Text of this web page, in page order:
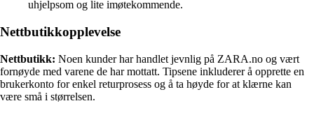
uhjelpsom og lite imøtekommende.
Nettbutikkopplevelse
Nettbutikk: Noen kunder har handlet jevnlig på ZARA.no og vært
fornøyde med varene de har mottatt. Tipsene inkluderer å opprette en
brukerkonto for enkel returprosess og å ta høyde for at klærne kan
være små i størrelsen.